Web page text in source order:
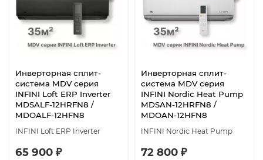
Инверторная сплит-
система MDV серия
INFINI Loft ERP Inverter
MDSALF-12HRFN8 /
MDOALF-12HFN8
INFINI Loft ERP Inverter
65 900 ₽
Инверторная сплит-
система MDV серия
INFINI Nordic Heat Pump
MDSAN-12HRFN8 /
MDOAN-12HFN8
INFINI Nordic Heat Pump
72 800 ₽